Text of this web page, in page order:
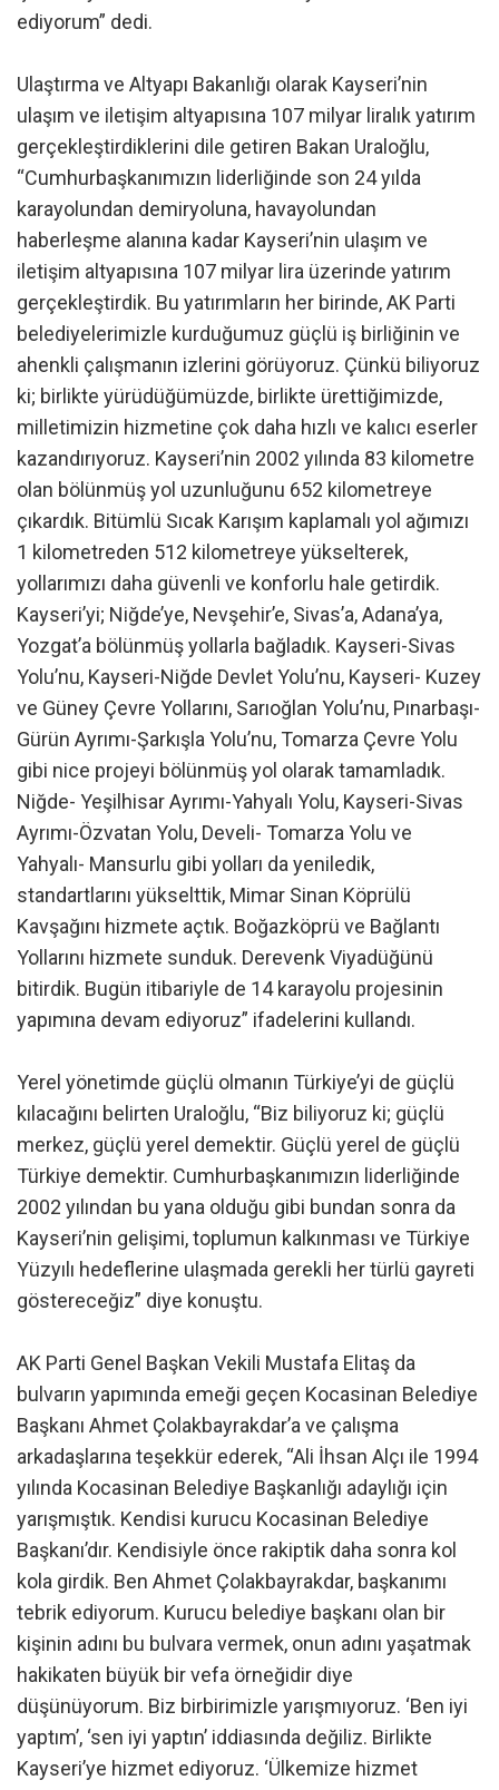
ediyorum” dedi.
Ulaştırma ve Altyapı Bakanlığı olarak Kayseri’nin
ulaşım ve iletişim altyapısına 107 milyar liralık yatırım
gerçekleştirdiklerini dile getiren Bakan Uraloğlu,
“Cumhurbaşkanımızın liderliğinde son 24 yılda
karayolundan demiryoluna, havayolundan
haberleşme alanına kadar Kayseri’nin ulaşım ve
iletişim altyapısına 107 milyar lira üzerinde yatırım
gerçekleştirdik. Bu yatırımların her birinde, AK Parti
belediyelerimizle kurduğumuz güçlü iş birliğinin ve
ahenkli çalışmanın izlerini görüyoruz. Çünkü biliyoruz
ki; birlikte yürüdüğümüzde, birlikte ürettiğimizde,
milletimizin hizmetine çok daha hızlı ve kalıcı eserler
kazandırıyoruz. Kayseri’nin 2002 yılında 83 kilometre
olan bölünmüş yol uzunluğunu 652 kilometreye
çıkardık. Bitümlü Sıcak Karışım kaplamalı yol ağımızı
1 kilometreden 512 kilometreye yükselterek,
yollarımızı daha güvenli ve konforlu hale getirdik.
Kayseri’yi; Niğde’ye, Nevşehir’e, Sivas’a, Adana’ya,
Yozgat’a bölünmüş yollarla bağladık. Kayseri-Sivas
Yolu’nu, Kayseri-Niğde Devlet Yolu’nu, Kayseri- Kuzey
ve Güney Çevre Yollarını, Sarıoğlan Yolu’nu, Pınarbaşı-
Gürün Ayrımı-Şarkışla Yolu’nu, Tomarza Çevre Yolu
gibi nice projeyi bölünmüş yol olarak tamamladık.
Niğde- Yeşilhisar Ayrımı-Yahyalı Yolu, Kayseri-Sivas
Ayrımı-Özvatan Yolu, Develi- Tomarza Yolu ve
Yahyalı- Mansurlu gibi yolları da yeniledik,
standartlarını yükselttik, Mimar Sinan Köprülü
Kavşağını hizmete açtık. Boğazköprü ve Bağlantı
Yollarını hizmete sunduk. Derevenk Viyadüğünü
bitirdik. Bugün itibariyle de 14 karayolu projesinin
yapımına devam ediyoruz” ifadelerini kullandı.
Yerel yönetimde güçlü olmanın Türkiye’yi de güçlü
kılacağını belirten Uraloğlu, “Biz biliyoruz ki; güçlü
merkez, güçlü yerel demektir. Güçlü yerel de güçlü
Türkiye demektir. Cumhurbaşkanımızın liderliğinde
2002 yılından bu yana olduğu gibi bundan sonra da
Kayseri’nin gelişimi, toplumun kalkınması ve Türkiye
Yüzyılı hedeflerine ulaşmada gerekli her türlü gayreti
göstereceğiz” diye konuştu.
AK Parti Genel Başkan Vekili Mustafa Elitaş da
bulvarın yapımında emeği geçen Kocasinan Belediye
Başkanı Ahmet Çolakbayrakdar’a ve çalışma
arkadaşlarına teşekkür ederek, “Ali İhsan Alçı ile 1994
yılında Kocasinan Belediye Başkanlığı adaylığı için
yarışmıştık. Kendisi kurucu Kocasinan Belediye
Başkanı’dır. Kendisiyle önce rakiptik daha sonra kol
kola girdik. Ben Ahmet Çolakbayrakdar, başkanımı
tebrik ediyorum. Kurucu belediye başkanı olan bir
kişinin adını bu bulvara vermek, onun adını yaşatmak
hakikaten büyük bir vefa örneğidir diye
düşünüyorum. Biz birbirimizle yarışmıyoruz. ‘Ben iyi
yaptım’, ‘sen iyi yaptın’ iddiasında değiliz. Birlikte
Kayseri’ye hizmet ediyoruz. ‘Ülkemize hizmet